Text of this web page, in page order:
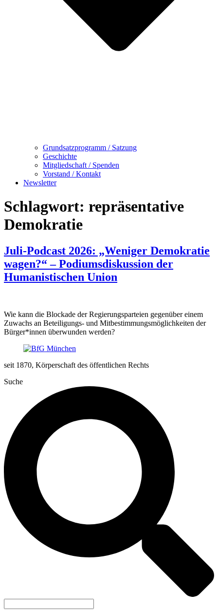
Grundsatzprogramm / Satzung
Geschichte
Mitgliedschaft / Spenden
Vorstand / Kontakt
Newsletter
Schlagwort: repräsentative
Demokratie
Juli-Podcast 2026: „Weniger Demokratie
wagen?“ – Podiumsdiskussion der
Humanistischen Union
Wie kann die Blockade der Regierungsparteien gegenüber einem
Zuwachs an Beteiligungs- und Mitbestimmungsmöglichkeiten der
Bürger*innen überwunden werden?
seit 1870, Körperschaft des öffentlichen Rechts
Suche